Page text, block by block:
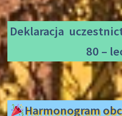
Deklaracja
80 –
Harmonogram